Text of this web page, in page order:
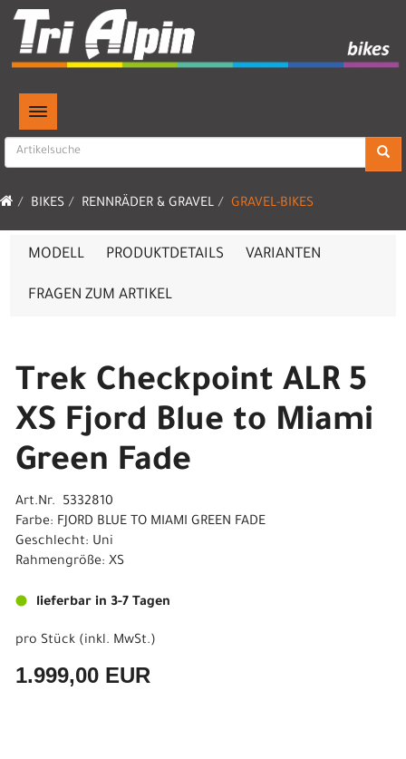
TOGGLE NAVIGATION
BIKES RENNRÄDER & GRAVEL GRAVEL-BIKES
MODELL PRODUKTDETAILS VARIANTEN
FRAGEN ZUM ARTIKEL
Trek Checkpoint ALR 5
XS Fjord Blue to Miami
Green Fade
Art.Nr. 5332810
Farbe: FJORD BLUE TO MIAMI GREEN FADE
Geschlecht: Uni
Rahmengröße: XS
lieferbar in 3-7 Tagen
pro Stück (inkl. MwSt.)
1.999,00 EUR